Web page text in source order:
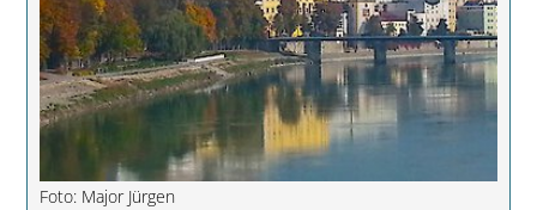
Foto: Major Jürgen